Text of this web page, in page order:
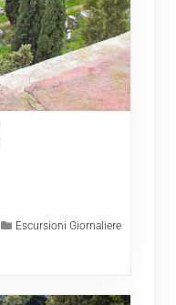
Escursioni Giornaliere